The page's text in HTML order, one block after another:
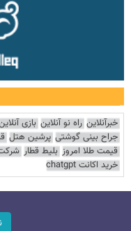
خبرآنلاین راه نو آنلاین بازی
جراح بینی گوشتی پرشین هتل
قیمت طلا امروز بلیط قطار
خرید اکانت chatgpt